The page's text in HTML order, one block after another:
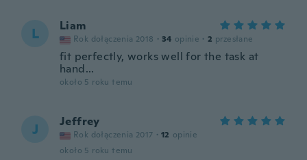
L Liam
Rok dołączenia 2018 · 34 opinie · 2 przesłane
fit perfectly, works well for the task at
hand...
około 5 roku temu
J Jeffrey
Rok dołączenia 2017 · 12 opinie
około 5 roku temu